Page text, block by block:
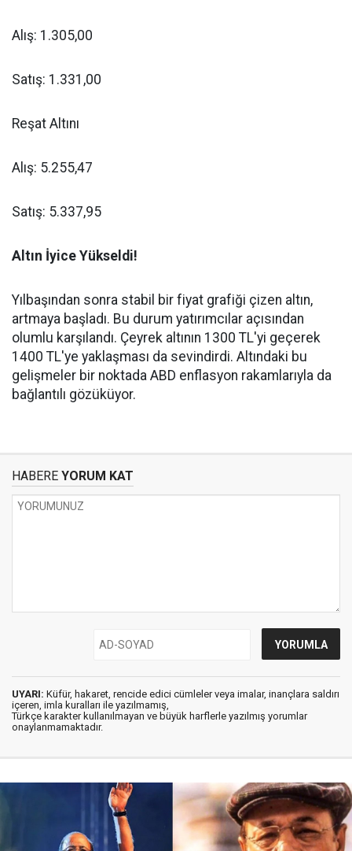
Alış: 1.305,00
Satış: 1.331,00
Reşat Altını
Alış: 5.255,47
Satış: 5.337,95
Altın İyice Yükseldi!
Yılbaşından sonra stabil bir fiyat grafiği çizen altın,
artmaya başladı. Bu durum yatırımcılar açısından
olumlu karşılandı. Çeyrek altının 1300 TL'yi geçerek
1400 TL'ye yaklaşması da sevindirdi. Altındaki bu
gelişmeler bir noktada ABD enflasyon rakamlarıyla da
bağlantılı gözüküyor.
HABERE YORUM KAT
UYARI: Küfür, hakaret, rencide edici cümleler veya imalar, inançlara saldırı
içeren, imla kuralları ile yazılmamış,
Türkçe karakter kullanılmayan ve büyük harflerle yazılmış yorumlar
onaylanmamaktadır.